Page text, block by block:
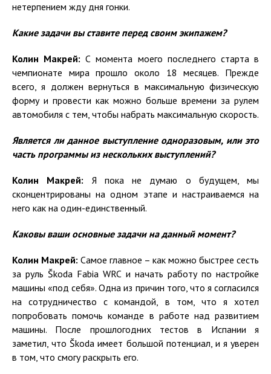
нетерпением жду дня гонки.
Какие задачи вы ставите перед своим экипажем?
Колин Макрей: С момента моего последнего старта в
чемпионате мира прошло около 18 месяцев. Прежде
всего, я должен вернуться в максимальную физическую
форму и провести как можно больше времени за рулем
автомобиля с тем, чтобы набрать максимальную скорость.
Является ли данное выступление одноразовым, или это
часть программы из нескольких выступлений?
Колин Макрей: Я пока не думаю о будущем, мы
сконцентрированы на одном этапе и настраиваемся на
него как на один-единственный.
Каковы ваши основные задачи на данный момент?
Колин Макрей: Самое главное – как можно быстрее сесть
за руль Škoda Fabia WRC и начать работу по настройке
машины «под себя». Одна из причин того, что я согласился
на сотрудничество с командой, в том, что я хотел
попробовать помочь команде в работе над развитием
машины. После прошлогодних тестов в Испании я
заметил, что Škoda имеет большой потенциал, и я уверен
в том, что смогу раскрыть его.